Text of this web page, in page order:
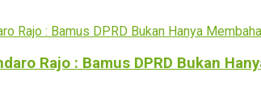
Rajo : Bamus DPRD Bukan